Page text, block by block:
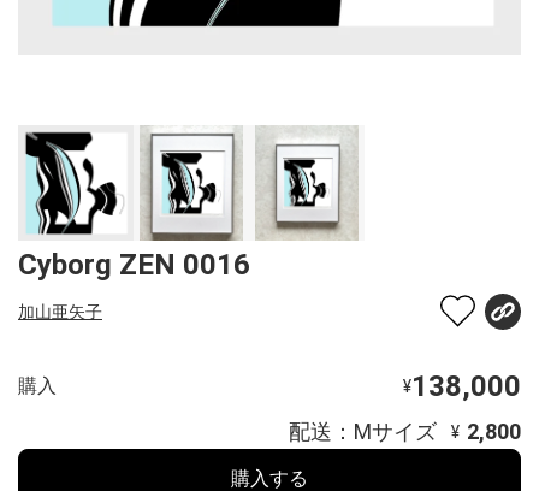
Cyborg ZEN 0016
加山亜矢子
購入 ¥138,000
配送：Mサイズ ¥ 2,800
購入する